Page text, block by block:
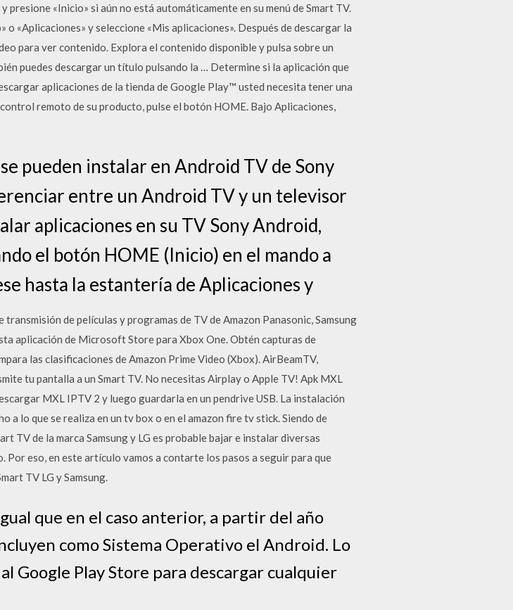
«Inicio» si aún no está automáticamente en su menú de Smart TV.
o «Aplicaciones» y seleccione «Mis aplicaciones». Después de descargar la
para ver contenido. Explora el contenido disponible y pulsa sobre un
puedes descargar un título pulsando la … Determine si la aplicación que
aplicaciones de la tienda de Google Play™ usted necesita tener una
remoto de su producto, pulse el botón HOME. Bajo Aplicaciones,
pueden instalar en Android TV de Sony
entre un Android TV y un televisor
aplicaciones en su TV Sony Android,
el botón HOME (Inicio) en el mando a
hasta la estantería de Aplicaciones y
de películas y programas de TV de Amazon Panasonic, Samsung
aplicación de Microsoft Store para Xbox One. Obtén capturas de
las clasificaciones de Amazon Prime Video (Xbox). AirBeamTV,
tu pantalla a un Smart TV. No necesitas Airplay o Apple TV! Apk MXL
MXL IPTV 2 y luego guardarla en un pendrive USB. La instalación
a lo que se realiza en un tv box o en el amazon fire tv stick. Siendo de
TV de la marca Samsung y LG es probable bajar e instalar diversas
eso, en este artículo vamos a contarte los pasos a seguir para que
TV LG y Samsung.
que en el caso anterior, a partir del año
como Sistema Operativo el Android. Lo
Google Play Store para descargar cualquier